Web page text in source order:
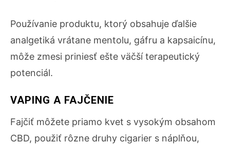
Používanie produktu, ktorý obsahuje ďalšie
analgetiká vrátane mentolu, gáfru a kapsaicínu,
môže zmesi priniesť ešte väčší terapeutický
potenciál.
VAPING A FAJČENIE
Fajčiť môžete priamo kvet s vysokým obsahom
CBD, použiť rôzne druhy cigarier s náplňou,